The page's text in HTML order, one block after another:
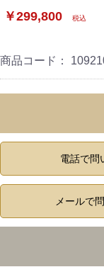
￥299,800 税込
商品コード：
電話で問
メールで